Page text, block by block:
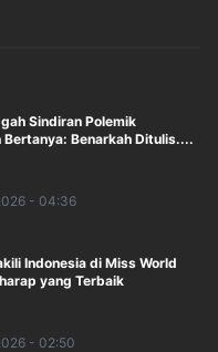
Sindiran Polemik
Benarkah Ditulis....
- 04:36
Indonesia di Miss World
yang Terbaik
- 02:50